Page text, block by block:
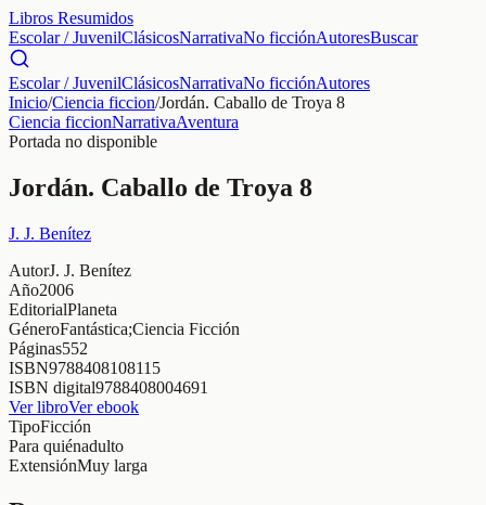
Libros Resumidos
Escolar / JuvenilClásicosNarrativaNo ficciónAutoresBuscar
Escolar / JuvenilClásicosNarrativaNo ficciónAutores
Inicio/Ciencia ficcion/Jordán. Caballo de Troya 8
Ciencia ficcionNarrativaAventura
Portada no disponible
Jordán. Caballo de Troya 8
J. J. Benítez
AutorJ. J. Benítez
Año2006
EditorialPlaneta
GéneroFantástica;Ciencia Ficción
Páginas552
ISBN9788408108115
ISBN digital9788408004691
Ver libroVer ebook
TipoFicción
Para quiénadulto
ExtensiónMuy larga